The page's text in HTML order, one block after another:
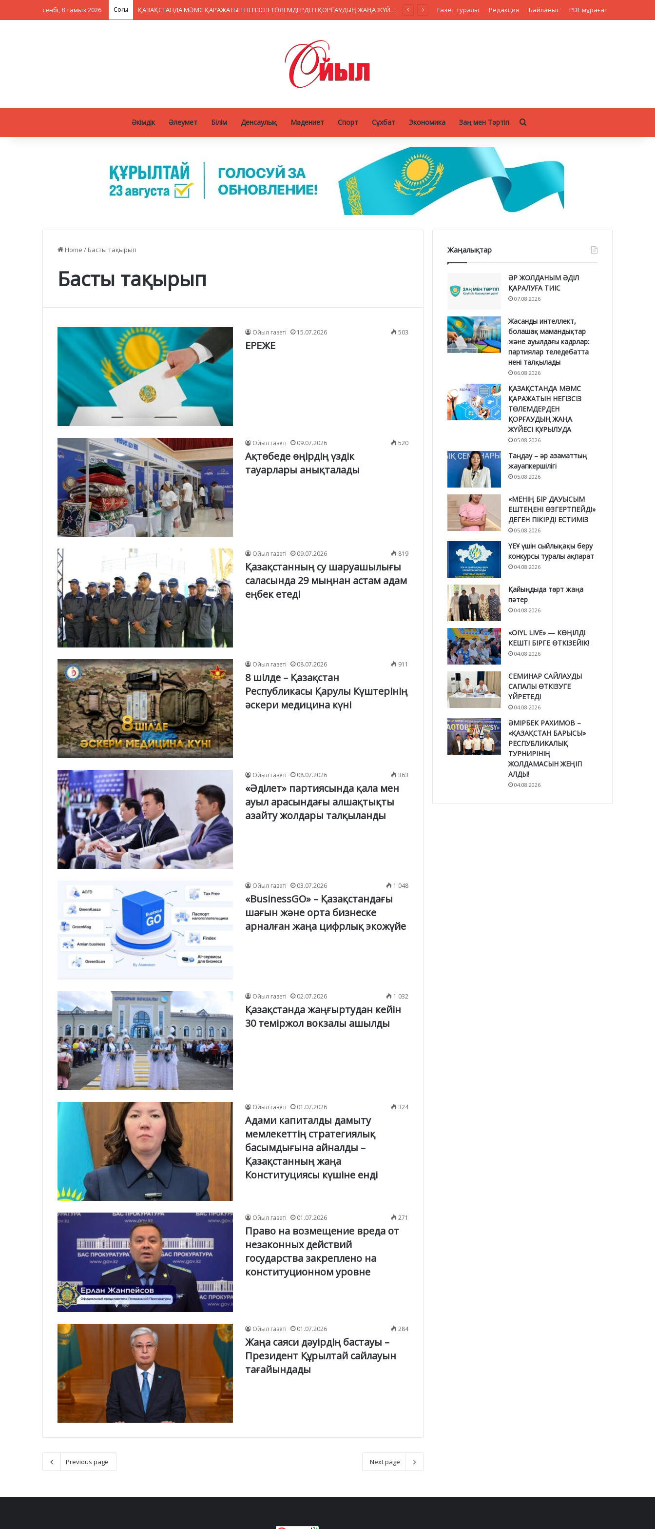
сенбі, 8 тамыз 2026 Соңғы Таңдау – әр азаматтың жауапкершілігі Газет туралы Редакция Байланыс PDF мұрағат
Әкімдік Әлеумет Білім Денсаулық Мәдениет Спорт Сұхбат Экономика Заң мен Тәртіп
Home / Басты тақырып
Басты тақырып
Ойыл газеті 15.07.2026 503
ЕРЕЖЕ
Ойыл газеті 09.07.2026 520
Ақтөбеде өңірдің үздік
тауарлары анықталады
Ойыл газеті 09.07.2026 819
Қазақстанның су шаруашылығы
саласында 29 мыңнан астам адам
еңбек етеді
Ойыл газеті 08.07.2026 911
8 шілде – Қазақстан
Республикасы Қарулы Күштерінің
әскери медицина күні
Ойыл газеті 08.07.2026 363
«Әділет» партиясында қала мен
ауыл арасындағы алшақтықты
азайту жолдары талқыланды
Ойыл газеті 03.07.2026 1 048
«BusinessGO» – Қазақстандағы
шағын және орта бизнеске
арналған жаңа цифрлық экожүйе
Ойыл газеті 02.07.2026 1 032
Қазақстанда жаңғыртудан кейін
30 теміржол вокзалы ашылды
Ойыл газеті 01.07.2026 324
Адами капиталды дамыту
мемлекеттің стратегиялық
басымдығына айналды –
Қазақстанның жаңа
Конституциясы күшіне енді
Ойыл газеті 01.07.2026 271
Право на возмещение вреда от
незаконных действий
государства закреплено на
конституционном уровне
Ойыл газеті 01.07.2026 284
Жаңа саяси дәуірдің бастауы –
Президент Құрылтай сайлауын
тағайындады
Previous page Next page
Жаңалықтар
ӘР ЖОЛДАНЫМ ӘДІЛ
ҚАРАЛУҒА ТИІС
07.08.2026
Жасанды интеллект,
болашақ мамандықтар
және ауылдағы кадрлар:
партиялар теледебатта
нені талқылады
06.08.2026
ҚАЗАҚСТАНДА МӘМС
ҚАРАЖАТЫН НЕГІЗСІЗ
ТӨЛЕМДЕРДЕН
ҚОРҒАУДЫҢ ЖАҢА
ЖҮЙЕСІ ҚҰРЫЛУДА
05.08.2026
Таңдау – әр азаматтың
жауапкершілігі
05.08.2026
«МЕНІҢ БІР ДАУЫСЫМ
ЕШТЕҢЕНІ ӨЗГЕРТПЕЙДІ»
ДЕГЕН ПІКІРДІ ЕСТИМІЗ
05.08.2026
ҮЕҰ үшін сыйлықақы беру
конкурсы туралы ақпарат
04.08.2026
Қайыңдыда төрт жаңа
пәтер
04.08.2026
«OIYL LIVE» — КӨҢІЛДІ
КЕШТІ БІРГЕ ӨТКІЗЕЙІК!
04.08.2026
СЕМИНАР САЙЛАУДЫ
САПАЛЫ ӨТКІЗУГЕ
ҮЙРЕТЕДІ
04.08.2026
ӘМІРБЕК РАХИМОВ –
«ҚАЗАҚСТАН БАРЫСЫ»
РЕСПУБЛИКАЛЫҚ
ТУРНИРІНІҢ
ЖОЛДАМАСЫН ЖЕҢІП
АЛДЫ!
04.08.2026